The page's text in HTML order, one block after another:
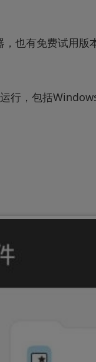
也有免费试用版
行，包括